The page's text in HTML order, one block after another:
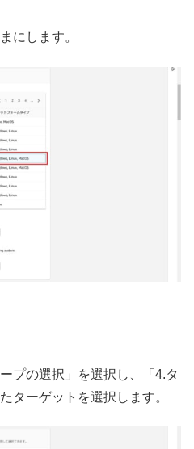
にします。
プの選択」を選択し、「4.タ
ターゲットを選択します。